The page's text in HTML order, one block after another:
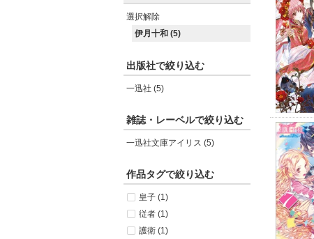
選択解除
伊月十和 (5)
出版社で絞り込む
一迅社 (5)
雑誌・レーベルで絞り込む
一迅社文庫アイリス (5)
作品タグで絞り込む
皇子 (1)
従者 (1)
護衛 (1)